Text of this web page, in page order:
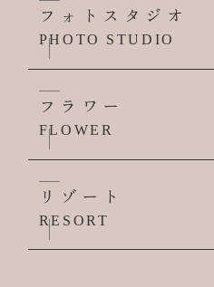
フォトスタジオ
PHOTO STUDIO
フラワー
FLOWER
リゾート
RESORT